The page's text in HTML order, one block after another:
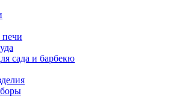
сада и барбекю